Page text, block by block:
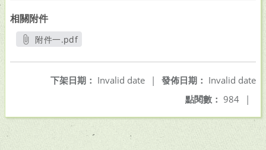
相關附件
附件一.pdf
發佈日期： Invalid date
下架日期： Invalid date
|
點閱數： 984 |